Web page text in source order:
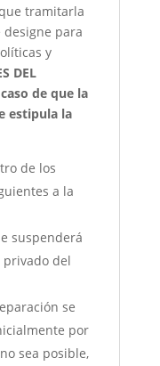
tramitarla
para
y
DEL
de que la
estipula la
de los
a la
suspenderá
del
se
por
sea posible,